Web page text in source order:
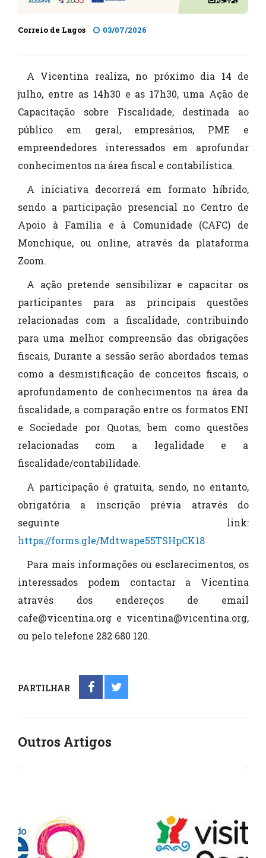
Correio de Lagos 03/07/2026
A Vicentina realiza, no próximo dia 14 de
julho, entre as 14h30 e as 17h30, uma Ação de
Capacitação sobre Fiscalidade, destinada ao
público em geral, empresários, PME e
empreendedores interessados em aprofundar
conhecimentos na área fiscal e contabilística.
A iniciativa decorrerá em formato híbrido,
sendo a participação presencial no Centro de
Apoio à Família e à Comunidade (CAFC) de
Monchique, ou online, através da plataforma
Zoom.
A ação pretende sensibilizar e capacitar os
participantes para as principais questões
relacionadas com a fiscalidade, contribuindo
para uma melhor compreensão das obrigações
fiscais, Durante a sessão serão abordados temas
como a desmistificação de conceitos fiscais, o
aprofundamento de conhecimentos na área da
fiscalidade, a comparação entre os formatos ENI
e Sociedade por Quotas, bem como questões
relacionadas com a legalidade e a
fiscalidade/contabilidade.
A participação é gratuita, sendo, no entanto,
obrigatória a inscrição prévia através do
seguinte link:
https://forms.gle/Mdtwape55TSHpCK18
Para mais informações ou esclarecimentos, os
interessados podem contactar a Vicentina
através dos endereços de email
cafe@vicentina.org e vicentina@vicentina.org,
ou pelo telefone 282 680 120.
PARTILHAR
Outros Artigos